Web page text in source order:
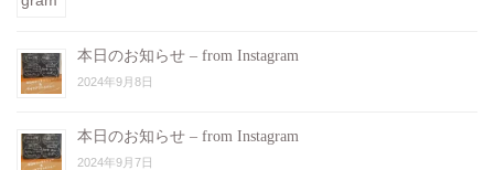
本日のお知らせ – from Instagram
2024年9月8日
本日のお知らせ – from Instagram
2024年9月7日